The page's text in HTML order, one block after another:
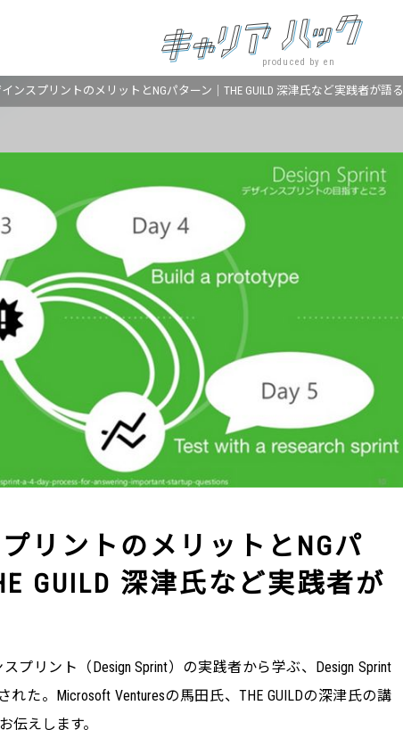
produced by en
ンスプリントのメリットとNGパターン｜THE GUILD 深津氏など実践者が語る
リントのメリットとNGパ
GUILD 深津氏など実践者が
プリント（Design Sprint）の実践者から学ぶ、Design Sprint
れた。Microsoft Venturesの馬田氏、THE GUILDの深津氏の講
伝えします。